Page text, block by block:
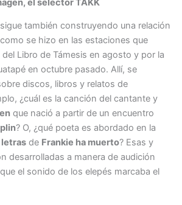
el selector TAKK
también construyendo una relación
se hizo en las estaciones que
Libro de Támesis en agosto y por la
en octubre pasado. Allí, se
discos, libros y relatos de
¿cuál es la canción del cantante y
que nació a partir de un encuentro
? O, ¿qué poeta es abordado en la
letrasde Frankie ha muerto? Esas y
desarrolladas a manera de audición
el sonido de los elepés marcaba el